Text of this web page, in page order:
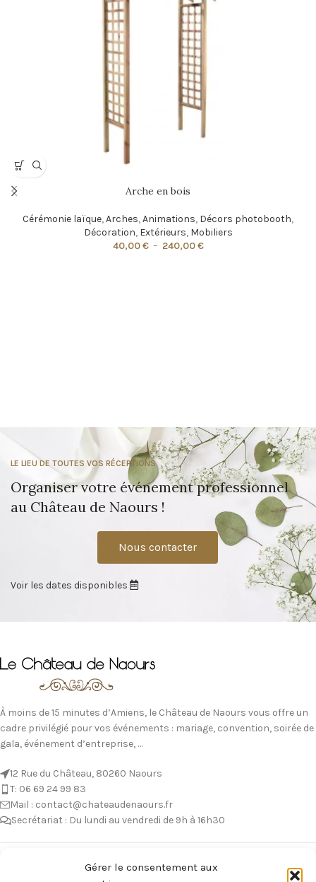
Gérer le consentement aux
Arche en bois
Cérémonie laïque,Arches,Animations, Décors photobooth,
Décoration, Extérieurs, Mobiliers
40,00€ – 240,00€
LE LIEU DE TOUTES VOS RÉCEPTIONS
Organiser votre événement professionnel
au Château de Naours !
Nous contacter
Voir les dates disponibles
À moins de 15 minutes d’Amiens, le Château de Naours vous offre un
cadre privilégié pour vos événements : mariage, convention, soirée de
gala, événement d’entreprise, …
12 Rue du Château, 80260 Naours
T: 06 69 24 99 83
Mail : contact@chateaudenaours.fr
Secrétariat : Du lundi au vendredi de 9h à 16h30
Vous avez des questions ?